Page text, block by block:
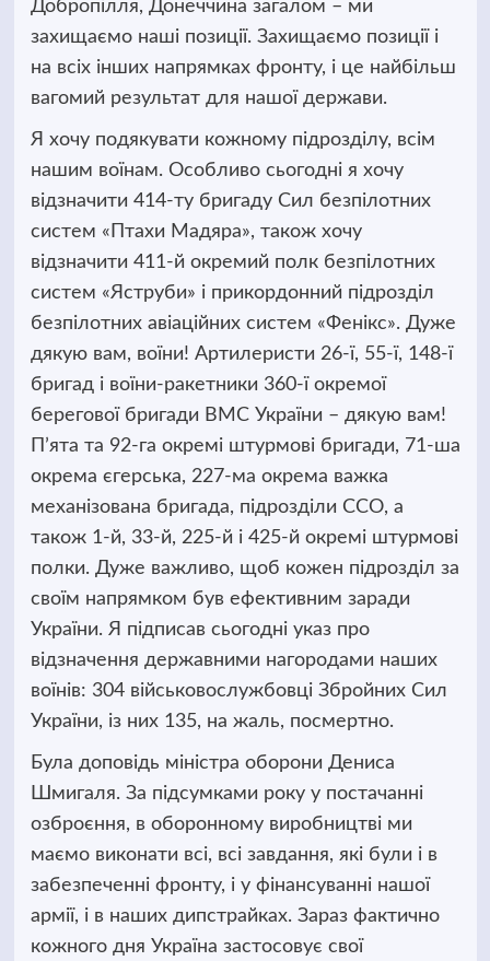
Добропілля, Донеччина загалом – ми
захищаємо наші позиції. Захищаємо позиції і
на всіх інших напрямках фронту, і це найбільш
вагомий результат для нашої держави.
Я хочу подякувати кожному підрозділу, всім
нашим воїнам. Особливо сьогодні я хочу
відзначити 414-ту бригаду Сил безпілотних
систем «Птахи Мадяра», також хочу
відзначити 411-й окремий полк безпілотних
систем «Яструби» і прикордонний підрозділ
безпілотних авіаційних систем «Фенікс». Дуже
дякую вам, воїни! Артилеристи 26-ї, 55-ї, 148-ї
бригад і воїни-ракетники 360-ї окремої
берегової бригади ВМС України – дякую вам!
Пʼята та 92-га окремі штурмові бригади, 71-ша
окрема єгерська, 227-ма окрема важка
механізована бригада, підрозділи ССО, а
також 1-й, 33-й, 225-й і 425-й окремі штурмові
полки. Дуже важливо, щоб кожен підрозділ за
своїм напрямком був ефективним заради
України. Я підписав сьогодні указ про
відзначення державними нагородами наших
воїнів: 304 військовослужбовці Збройних Сил
України, із них 135, на жаль, посмертно.
Була доповідь міністра оборони Дениса
Шмигаля. За підсумками року у постачанні
озброєння, в оборонному виробництві ми
маємо виконати всі, всі завдання, які були і в
забезпеченні фронту, і у фінансуванні нашої
армії, і в наших дипстрайках. Зараз фактично
кожного дня Україна застосовує свої